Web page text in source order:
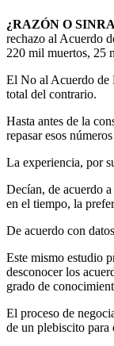
¿RAZÓN O
rechazo al Acuerdo
220 mil muertos, 25
El No al Acuerdo de
total del contrario.
Hasta antes de la
repasar esos
La experiencia, por
Decían, de acuerdo
en el tiempo, la
De acuerdo con
Este mismo estudio
desconocer los
grado de
El proceso de
de un plebiscito